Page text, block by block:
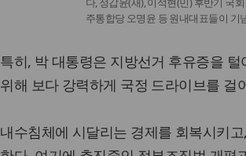
주통합당 오명윤 등 원내대표들이
특히, 박 대통령은 지방선거 후유증을
위해 보다 강력하게 국정 드라이브를 걸
내수침체에 시달리는 경제를 회복시키